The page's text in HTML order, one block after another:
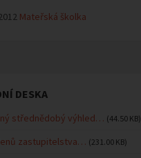
Mateřská školka
DESKA
střednědobý výhled… (44.50 KB)
zastupitelstva… (231.00 KB)